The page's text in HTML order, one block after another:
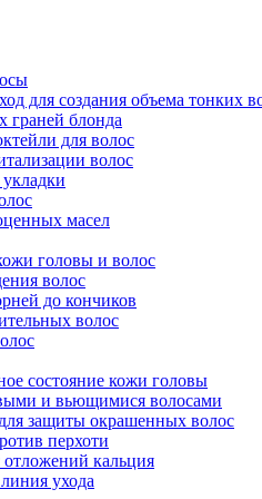
для создания объема тонких
граней блонда
для волос
волос
масел
головы и волос
волос
до кончиков
волос
состояние кожи головы
и вьющимися волосами
защиты окрашенных волос
перхоти
кальция
ухода